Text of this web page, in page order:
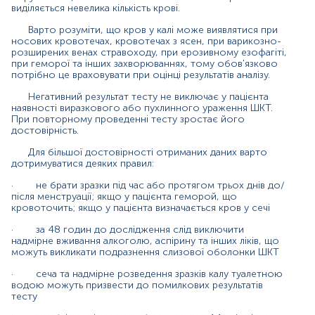
що можуть викликати подразнення слизової оболонки
ШКТ
·сеча та надмірне розведення зразків калу
туалетною водою можуть призвести до помилкових
результатів тесту
·необхідно відкласти обстеження на 14 днів після
проведення ФЕГДС, колоноскопіЇ чи
ректороманоскопії
Матеріал
кал
Зміст:
Маркер
Показання до призначення
Загальна характеристика
Інтерферуючі чинники
виділяється невелика кількість крові.
Варто розуміти, що кров у калі може виявлятися при
носових кровотечах, кровотечах з ясен, при варикозно-
розширених венах стравоходу, при ерозивному езофагіті,
при геморої та інших захворюваннях, тому обов'язково
потрібно це враховувати при оцінці результатів аналізу.
Негативний результат тесту не виключає у пацієнта
наявності виразкового або пухлинного ураження ШКТ.
При повторному проведенні тесту зростає його
достовірність.
Для більшої достовірності отриманих даних варто
дотримуватися деяких правил:
· не брати зразки під час або протягом трьох днів до/
після менструації; якщо у пацієнта геморой, що
кровоточить; якщо у пацієнта визначається кров у сечі
· за 48 годин до дослідження слід виключити
надмірне вживання алкоголю, аспірину та інших ліків, що
можуть викликати подразнення слизової оболонки ШКТ
· сеча та надмірне розведення зразків калу туалетною
водою можуть призвести до помилкових результатів
тесту